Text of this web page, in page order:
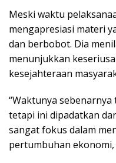
Meski waktu
mengapresiasi materi
dan berbobot. Dia
menunjukkan
kesejahteraan
“Waktunya
tetapi ini dipadatkan
sangat fokus dalam
pertumbuhan ekonomi,